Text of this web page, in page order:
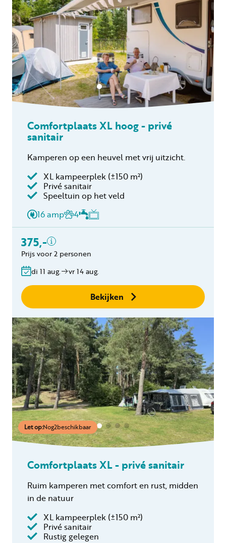
Comfortplaats XL hoog - privé
sanitair
Kamperen op een heuvel met vrij uitzicht.
XL kampeerplek (±150 m²)
Privé sanitair
Speeltuin op het veld
16 amp
4
375,-
Inclusief
Privé sanitair
Verblijfskosten
Prijs voor 2 personen
di 11 aug. vr 14 aug.
Bekijken
Let op:Nog2beschikbaar
Comfortplaats XL - privé sanitair
Ruim kamperen met comfort en rust, midden
in de natuur
XL kampeerplek (±150 m²)
Privé sanitair
Rustig gelegenInclusief